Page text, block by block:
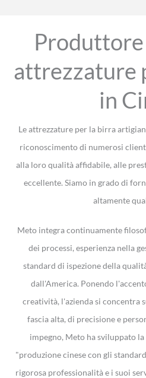
attrezzature
in
Le attrezzature per la birra
riconoscimento di numerosi
alla loro qualità affidabile, alle
eccellente. Siamo in grado di
altamente
Meto integra continuamente
dei processi, esperienza nella
standard di ispezione della
dall'America. Ponendo
creatività, l'azienda si concentra
fascia alta, di precisione e
impegno, Meto ha sviluppato
"produzione cinese con gli
rigorosa professionalità e i suoi